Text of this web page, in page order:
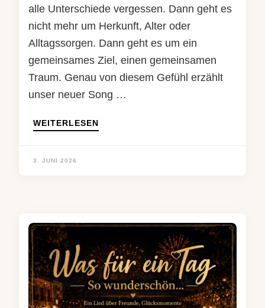
alle Unterschiede vergessen. Dann geht es
nicht mehr um Herkunft, Alter oder
Alltagssorgen. Dann geht es um ein
gemeinsames Ziel, einen gemeinsamen
Traum. Genau von diesem Gefühl erzählt
unser neuer Song …
WEITERLESEN
3. JUNI 2026